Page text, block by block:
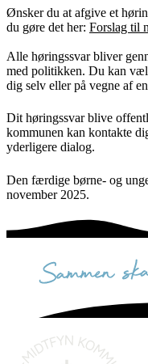
Ønsker du at afgive et
du gøre det her: Forslag til
Alle høringssvar bliver
med politikken. Du kan
dig selv eller på vegne af
Dit høringssvar blive
kommunen kan kontakte
yderligere dialog.
Den færdige børne- og
november 2025.
sammen skaber vi det